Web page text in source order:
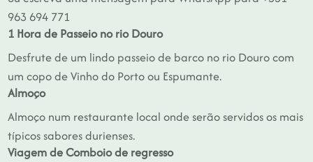
963 694 771
1 Hora de Passeio no rio Douro
Desfrute de um lindo passeio de barco no rio Douro com
um copo de Vinho do Porto ou Espumante.
Almoço
Almoço num restaurante local onde serão servidos os mais
típicos sabores durienses.
Viagem de Comboio de regresso